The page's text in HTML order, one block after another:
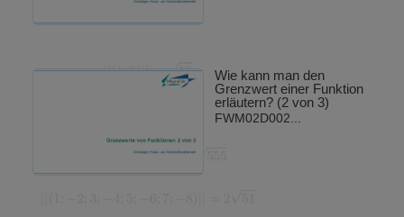
Wie kann man den
Grenzwert einer Funktion
erläutern? (2 von 3)
FWM02D002...